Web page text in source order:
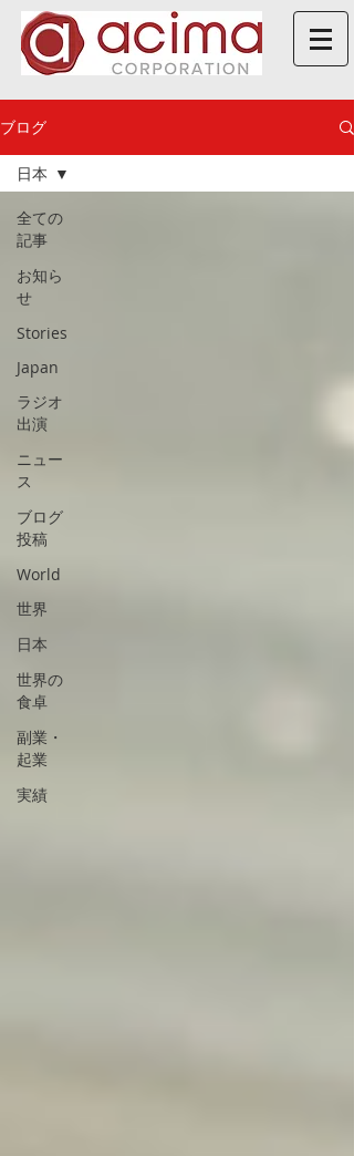
ブログ
全ての
記事
お知ら
せ
Stories
Japan
ラジオ
出演
ニュー
ス
ブログ
投稿
World
世界
日本
世界の
食卓
副業・
起業
実績
日本